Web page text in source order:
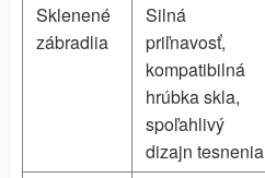
Sklenené
zábradlia
Silná
priľnavosť,
kompatibilná
hrúbka skla,
spoľahlivý
dizajn tesnenia